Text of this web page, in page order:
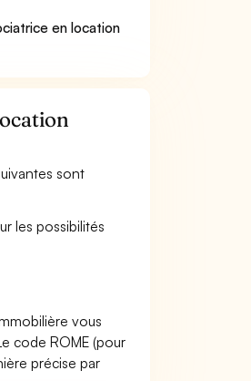
en location
sont
les possibilités
vous
code ROME (pour
précise par